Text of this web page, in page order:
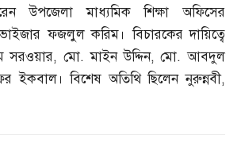
উপজেলা মাধ্যমিক শিক্ষা অফিসের
ফজলুল করিম। বিচারকের দায়িত্বে
সরওয়ার, মো.মাইন উদ্দিন,মো.আবদুল
ইকবাল। বিশেষ অতিথি ছিলেন নুরুন্নবী,